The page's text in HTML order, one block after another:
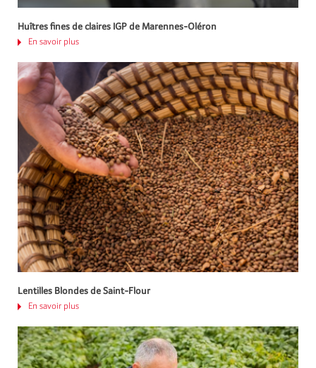
Huîtres fines de claires IGP de Marennes-Oléron
En savoir plus
Lentilles Blondes de Saint-Flour
En savoir plus